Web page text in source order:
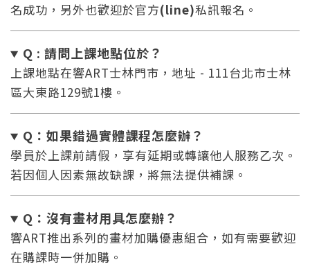
您將收到一封Email，請依照信件中的指示重新登
入。
重設密碼
系統偵測到您的帳號重複登入，
點擊下方「確定」將前一位使用者強制登出。
確定
取消
名成功，另外也歡迎於官方(line)私訊報名。
Q : 請問上課地點位於？
上課地點在響ART士林門市，地址 - 111台北市士林
區大東路129號1樓。
Q：如果錯過實體課程怎麼辦？
學員於上課前請假，享有延期或轉讓他人服務乙次。
若因個人因素無故缺課，將無法提供補課。
Q：沒有畫材用具怎麼辦？
響ART推出系列的畫材加購優惠組合，如有需要歡迎
在購課時一併加購。